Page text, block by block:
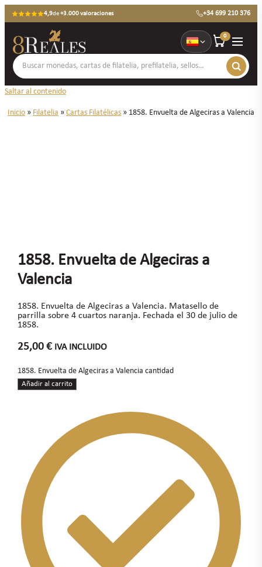
4,9de+3.000 valoraciones +34 699 210 376
0
Saltar al contenido
Inicio » Filatelia » Cartas Filatélicas » 1858. Envuelta de Algeciras a Valencia
1858. Envuelta de Algeciras a
Valencia
1858. Envuelta de Algeciras a Valencia. Matasello de
parrilla sobre 4 cuartos naranja. Fechada el 30 de julio de
1858.
25,00 € IVA INCLUIDO
1858. Envuelta de Algeciras a Valencia cantidad
Añadir al carrito